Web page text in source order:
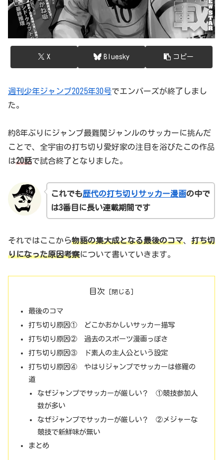
X Bluesky コピー
週刊少年ジャンプ2025年30号でエンバーズが終了しまし
た。
約8年ぶりにジャンプ最難関ジャンルのサッカーに挑んだ
ことで、全宇宙の打ち切り愛好家の注目を浴びたこの作品
は20話で試合終了となりました。
これでも歴代の打ち切りサッカー漫画の中で
は3番目に長い連載期間です
それではここから物語の集大成となる最後のコマ、 打ち切
りになった原因考察について書いていきます。
目次
最後のコマ
打ち切り原因① どこかおかしいサッカー描写
打ち切り原因② 過去のスポーツ漫画っぽさ
打ち切り原因③ ド素人の主人公という設定
打ち切り原因④ やはりジャンプでサッカーは修羅の
道
なぜジャンプでサッカーが厳しい？ ①競技参加人
数が多い
なぜジャンプでサッカーが厳しい？ ②メジャーな
競技で新鮮味が無い
まとめ